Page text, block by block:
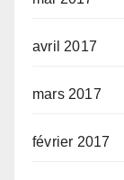
avril 2017
mars 2017
février 2017